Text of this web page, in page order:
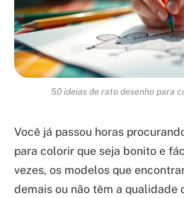
50 ideias de rato desenho para
Você já passou horas
para colorir que seja bonito e
vezes, os modelos que
demais ou não têm a qualidade